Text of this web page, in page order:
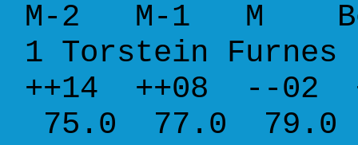
M-2 M-1 M
1 Torstein
++14 ++08 --02
75.0 77.0 79.0